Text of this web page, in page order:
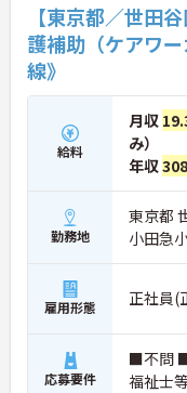
【東京都／世田
護補助（ケアワ
線》
給料
月収
み）
年収
勤務地
東京都
小田急
雇用形態 正社員(
応募要件
■不問
福祉士